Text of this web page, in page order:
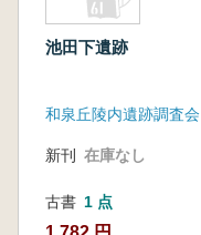
池田下遺跡
和泉丘陵内遺跡調査会
新刊 在庫なし
古書 1 点